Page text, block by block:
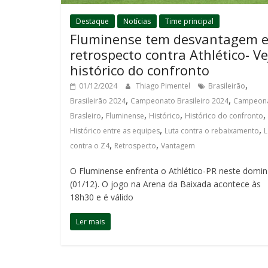
Destaque Notícias Time principal
Fluminense tem desvantagem
retrospecto contra Athlético-
histórico do confronto
01/12/2024 Thiago Pimentel Brasileirão,
Brasileirão 2024, Campeonato Brasileiro 2024,
Brasleiro, Fluminense, Histórico, Histórico do confronto,
Histórico entre as equipes, Luta contra o rebaixamento,
contra o Z4, Retrospecto, Vantagem
O Fluminense enfrenta o Athlético-PR neste
(01/12). O jogo na Arena da Baixada acontece às
18h30 e é válido
Ler mais